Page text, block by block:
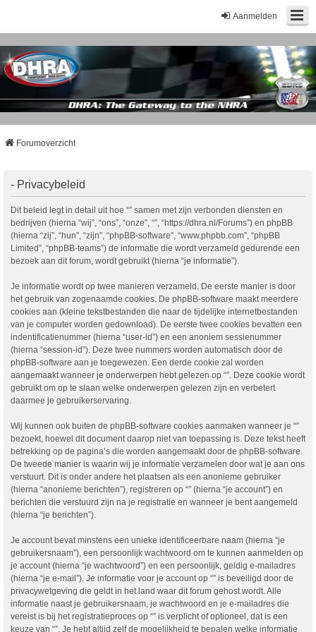
Aanmelden
Forumoverzicht
- Privacybeleid
Dit beleid legt in detail uit hoe “” samen met zijn verbonden diensten en
bedrijven (hierna “wij”, “ons”, “onze”, “”, “https://dhra.nl/Forums”) en phpBB
(hierna “zij”, “hun”, “zijn”, “phpBB-software”, “www.phpbb.com”, “phpBB
Limited”, “phpBB-teams”) de informatie die wordt verzameld gedurende een
bezoek aan dit forum, wordt gebruikt (hierna “je informatie”).
Je informatie wordt op twee manieren verzameld. De eerste manier is door
het gebruik van zogenaamde cookies. De phpBB-software maakt meerdere
cookies aan (kleine tekstbestanden die naar de tijdelijke internetbestanden
van je computer worden gedownload). De eerste twee cookies bevatten een
indentificatienummer (hierna “user-id”) en een anoniem sessienummer
(hierna “session-id”). Deze twee nummers worden automatisch door de
phpBB-software aan je toegewezen. Een derde cookie zal worden
aangemaakt wanneer je onderwerpen hebt gelezen op “”. Deze cookie wordt
gebruikt om op te slaan welke onderwerpen gelezen zijn en verbetert
daarmee je gebruikerservaring.
Wij kunnen ook buiten de phpBB-software cookies aanmaken wanneer je “”
bezoekt, hoewel dit document daarop niet van toepassing is. Deze tekst heeft
betrekking op de pagina’s die worden aangemaakt door de phpBB-software.
De tweede manier is waarin wij je informatie verzamelen door wat je aan ons
verstuurt. Dit is onder andere het plaatsen als een anonieme gebruiker
(hierna “anonieme berichten”), registreren op “” (hierna “je account”) en
berichten die verstuurd zijn na je registratie en wanneer je bent aangemeld
(hierna “je berichten”).
Je account bevat minstens een unieke identificeerbare naam (hierna “je
gebruikersnaam”), een persoonlijk wachtwoord om te kunnen aanmelden op
je account (hierna “je wachtwoord”) en een persoonlijk, geldig e-mailadres
(hierna “je e-mail”). Je informatie voor je account op “” is beveiligd door de
privacywetgeving die geldt in het land waar dit forum gehost wordt. Alle
informatie naast je gebruikersnaam, je wachtwoord en je e-mailadres die
vereist is bij het registratieproces op “” is verplicht of optioneel, dat is een
keuze van “”. Je hebt altijd zelf de mogelijkheid te bepalen welke informatie